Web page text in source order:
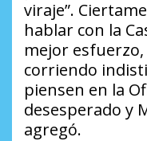
viraje”.
hablar con la
mejor
corriendo
piensen en la
desesperado y
agregó.